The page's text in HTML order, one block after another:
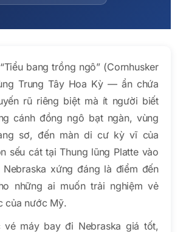
bang trồng ngô” (Cornhusker
Trung Tây Hoa Kỳ — ẩn chứa
rũ riêng biệt mà ít người biết
cánh đồng ngô bạt ngàn, vùng
sơ, đến màn di cư kỳ vĩ của
sếu cát tại Thung lũng Platte vào
xứng đáng là điểm đến
những ai muốn trải nghiệm vẻ
của nước Mỹ.
máy bay đi Nebraska giá tốt,